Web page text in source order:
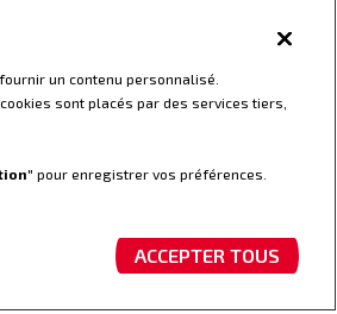
un contenu personnalisé.
sont placés par des services tiers,
" pour enregistrer vos préférences.
ACCEPTER TOUS